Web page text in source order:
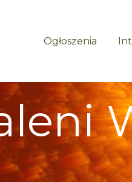
Ogłoszenia